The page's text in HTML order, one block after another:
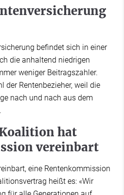
befindet sich in einer
die anhaltend niedrigen
weniger Beitragszahler.
der Rentenbezieher, weil die
nach und nach aus dem
hat
vereinbart
eine Rentenkommission
heißt es: «Wir